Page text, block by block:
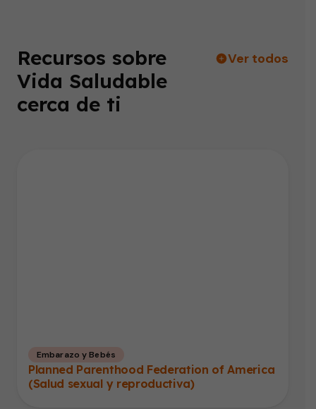
Recursos sobre
Vida Saludable
cerca de ti
Ver todos
Embarazo y Bebés
Planned Parenthood Federation of America
(Salud sexual y reproductiva)